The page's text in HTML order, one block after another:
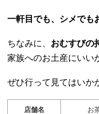
一軒目でも、シメでも
ちなみに、 おむすびの
家族へのお土産にいい
ぜひ行って見てはいか
店舗名 お